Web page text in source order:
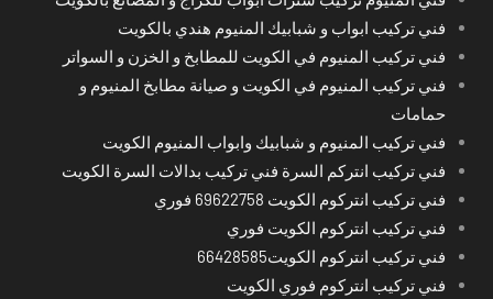
فني تركيب ابواب و شبابيك المنيوم هندي بالكويت
فني تركيب المنيوم في الكويت للمطابخ و الخزن و السواتر
فني تركيب المنيوم في الكويت و صيانة مطابخ المنيوم و
حمامات
فني تركيب المنيوم و شبابيك وابواب المنيوم الكويت
فني تركيب انتركم السرة فني تركيب بدالات السرة الكويت
فني تركيب انتركوم الكويت 69622758 فوري
فني تركيب انتركوم الكويت فوري
فني تركيب انتركوم الكويت66428585
فني تركيب انتركوم فوري الكويت